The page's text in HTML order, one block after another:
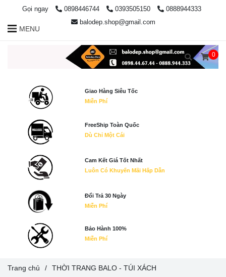
Trang chủ / THỜI TRANG BALO - TÚI XÁCH
Gọi ngay 0898446744 0393505150
0888944333
balodep.shop@gmail.com
MENU
0
Giao Hàng Siêu Tốc
Miễn Phí
FreeShip Toàn Quốc
Dù Chỉ Một Cái
Cam Kết Giá Tốt Nhất
Luôn Có Khuyến Mãi Hấp Dẫn
Đổi Trả 30 Ngày
Miễn Phí
Bảo Hành 100%
Miễn Phí